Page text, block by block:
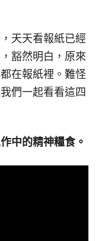
天天看報紙已經
豁然明白，原來
在報紙裡。難怪
們一起看看這四
中的精神糧食。